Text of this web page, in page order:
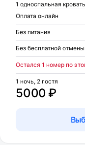
1 односпальная
Оплата онлайн
Без питания
Без бесплатной отмены
Остался 1 номер по
5000 ₽
1 ночь, 2 гостя